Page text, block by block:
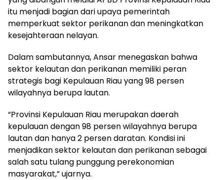
itu menjadi bagian dari upaya pemerintah
memperkuat sektor perikanan dan meningkatkan
kesejahteraan nelayan.
Dalam sambutannya, Ansar menegaskan bahwa
sektor kelautan dan perikanan memiliki peran
strategis bagi Kepulauan Riau yang 98 persen
wilayahnya berupa lautan.
“Provinsi Kepulauan Riau merupakan daerah
kepulauan dengan 98 persen wilayahnya berupa
lautan dan hanya 2 persen daratan. Kondisi ini
menjadikan sektor kelautan dan perikanan sebagai
salah satu tulang punggung perekonomian
masyarakat,” ujarnya.